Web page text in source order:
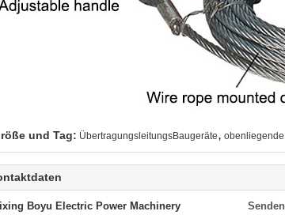
und Tag: ÜbertragungsleitungsBaugeräte,
Boyu Electric Power Machinery